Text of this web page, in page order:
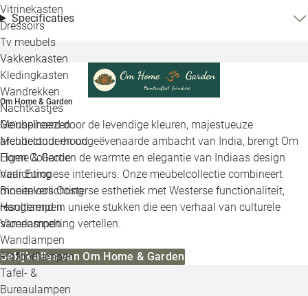
Vitrinekasten
Dressoirs
Tv meubels
Vakkenkasten
Kledingkasten
Wandrekken
Nachtkastjes
Meubelhoezen
Meubelonderhoud
Eigen Collectie
Verlichting
Binnenverlichting
Hanglampen
Vloerlampen
Wandlampen
Plafondlampen
Tafel- &
Bureaulampen
Specificaties
Om Home & Garden
Geïnspireerd door de levendige kleuren, majestueuze
architectuur en ongeëvenaarde ambacht van India, brengt Om
Home & Garden de warmte en elegantie van Indiaas design
naar Europese interieurs. Onze meubelcollectie combineert
moeiteloos Oosterse esthetiek met Westerse functionaliteit,
resulterend in unieke stukken die een verhaal van culturele
samensmelting vertellen.
Bekijk alles van Om Home & Garden